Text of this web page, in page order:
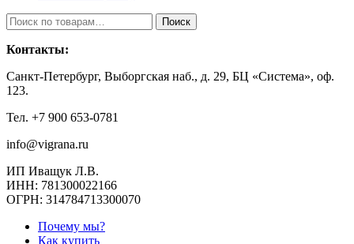
Искать:
Поиск
Контакты:
Санкт-Петербург, Выборгская наб., д. 29, БЦ «Система», оф.
123.
Тел. +7 900 653-0781
info@vigrana.ru
ИП Иващук Л.В.
ИНН: 781300022166
ОГРН: 314784713300070
Почему мы?
Как купить